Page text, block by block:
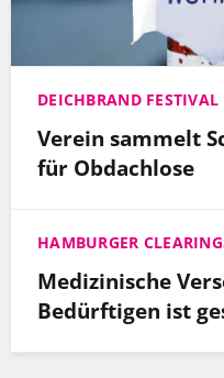
DEICHBRAND FESTIVAL
Verein sammelt
für Obdachlose
HAMBURGER
Medizinische
Bedürftigen ist